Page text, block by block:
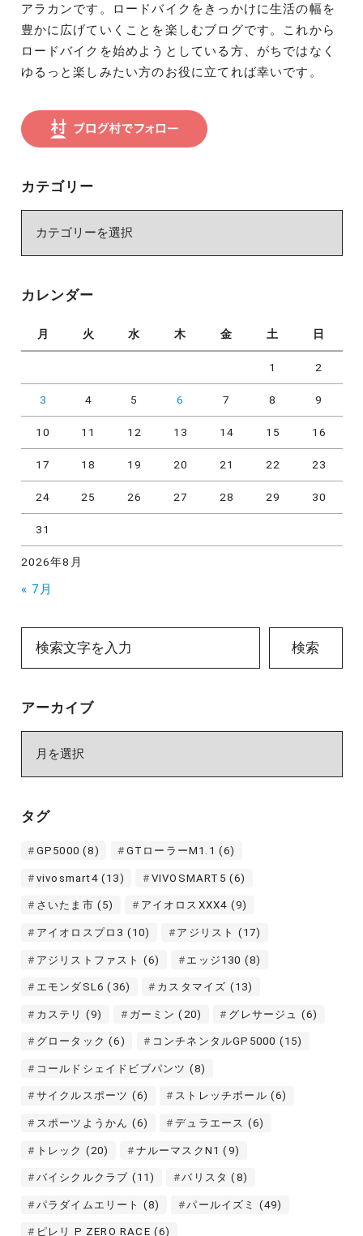
アラカンです。ロードバイクをきっかけに生活の幅を
豊かに広げていくことを楽しむブログです。これから
ロードバイクを始めようとしている方、がちではなく
ゆるっと楽しみたい方のお役に立てれば幸いです。
カテゴリー
ー
カレンダー
2026年8月
月 火 水 木 金 土 日
1 2
3 4 5 6 7 8 9
10 11 12 13 14 15 16
17 18 19 20 21 22 23
24 25 26 27 28 29 30
31
« 7月
検索
アーカイブ
ブ
タグ
GP5000 (8) GTローラーM1.1 (6)
vivosmart4(13) VIVOSMART5 (6)
さいたま市 (5) アイオロスXXX4 (9)
アイオロスプロ3 (10) アジリスト (17)
アジリストファスト (6) エッジ130 (8)
エモンダSL6 (36) カスタマイズ (13)
カステリ (9) ガーミン (20) グレサージュ (6)
グロータック (6) コンチネンタルGP5000 (15)
コールドシェイドビブパンツ (8)
サイクルスポーツ (6) ストレッチポール (6)
スポーツようかん (6) デュラエース (6)
トレック (20) ナルーマスクN1 (9)
バイシクルクラブ (11) バリスタ (8)
パラダイムエリート (8) パールイズミ (49)
ピレリ P ZERO RACE (6)